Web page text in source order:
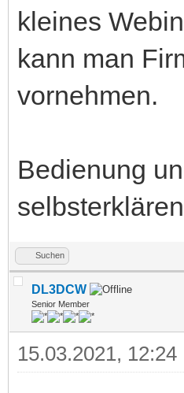
kleines
kann man
vornehmen.
Bedienung
Suchen
DL3DCW
Senior Member
15.03.2021, 12:24